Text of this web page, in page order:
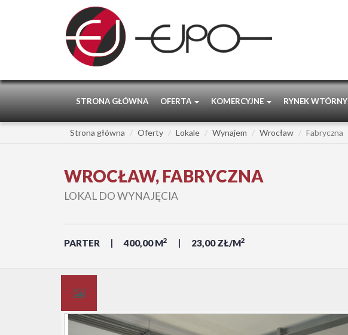
STRONA GŁÓWNA OFERTA KOMERCYJNE RYNEK WTÓRNY
Strona główna Oferty Lokale Wynajem Wrocław Fabryczna
WROCŁAW, FABRYCZNA
LOKAL DO WYNAJĘCIA
PARTER 400,00 M2 23,00 ZŁ/M2